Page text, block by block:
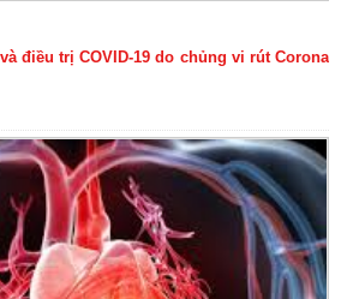
điều trị COVID-19 do chủng vi rút Corona